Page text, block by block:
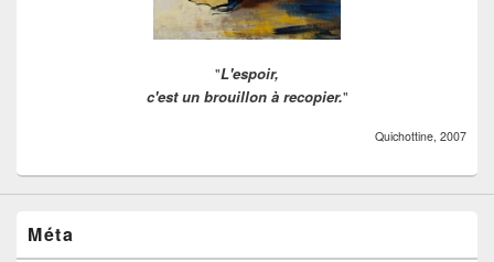
"L'espoir,
c'est un brouillon à recopier."
Quichottine, 2007
Méta